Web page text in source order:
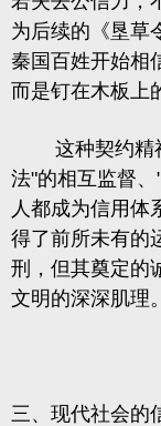
为后续的《垦草
秦国百姓开始相
而是钉在木板上
这种契约精神
法"的相互监督
人都成为信用体
得了前所未有的
刑，但其奠定的
文明的深深肌理。
三、现代社会的